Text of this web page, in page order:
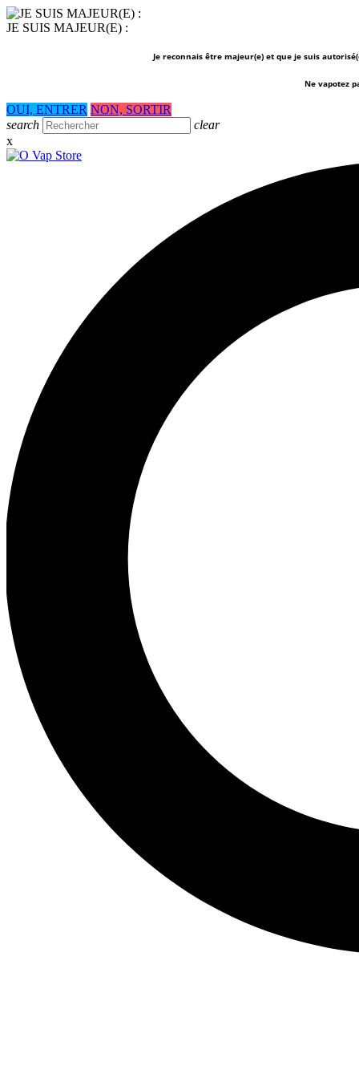
JE SUIS MAJEUR(E) :
Je reconnais être majeur(e) et que je suis
Ne vapotez
OUI, ENTRER NON, SORTIR
search
clear
x